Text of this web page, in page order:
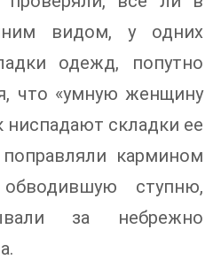
видом, у одних
одежд, попутно
что «умную женщину
ниспадают складки ее
кармином
ступню,
за небрежно